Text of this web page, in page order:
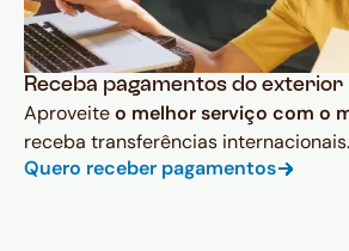
Receba pagamentos do exterior
Aproveiteo melhor serviço com o
receba transferências internacionais.
Quero receber pagamentos